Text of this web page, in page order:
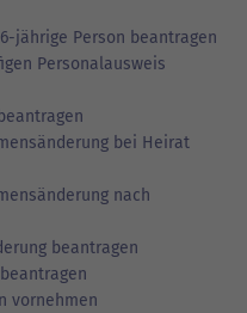
jährige Person beantragen
Personalausweis
bei Heirat
nach
beantragen
vornehmen